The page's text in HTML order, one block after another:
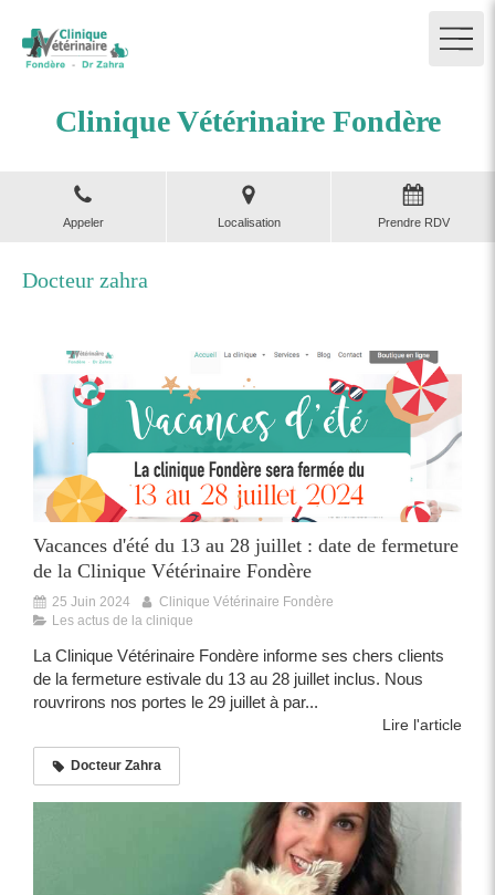
Clinique Vétérinaire Fondère
Appeler Localisation Prendre RDV
Docteur zahra
Vacances d'été du 13 au 28 juillet : date de fermeture
de la Clinique Vétérinaire Fondère
25 Juin 2024
Clinique Vétérinaire Fondère
Les actus de la clinique
La Clinique Vétérinaire Fondère informe ses chers clients
de la fermeture estivale du 13 au 28 juillet inclus. Nous
rouvrirons nos portes le 29 juillet à par...
Lire l'article
Docteur Zahra